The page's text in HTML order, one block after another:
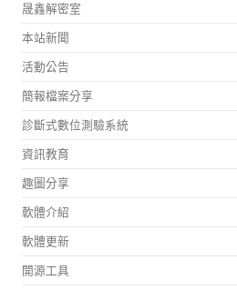
晟鑫解密室
本站新聞
活動公告
簡報檔案分享
診斷式數位測驗系統
資訊教育
趣圖分享
軟體介紹
軟體更新
開源工具